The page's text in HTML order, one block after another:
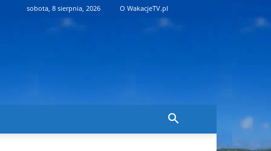
sobota, 8 sierpnia, 2026 O WakacjeTV.pl